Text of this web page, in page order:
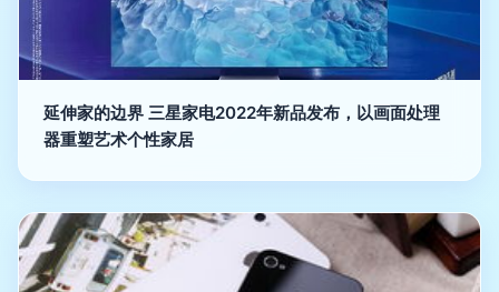
延伸家的边界 三星家电2022年新品发布，以画面处理
器重塑艺术个性家居